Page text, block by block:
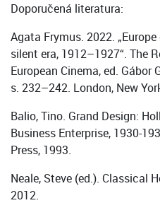
Doporučená literatura:
Agata Frymus. 2022.
silent era, 1912–1927“. The
European Cinema, ed. Gábor
s. 232–242. London, New
Balio, Tino. Grand Design:
Business Enterprise, 1930-
Press, 1993.
Neale, Steve (ed.). Classical
2012.